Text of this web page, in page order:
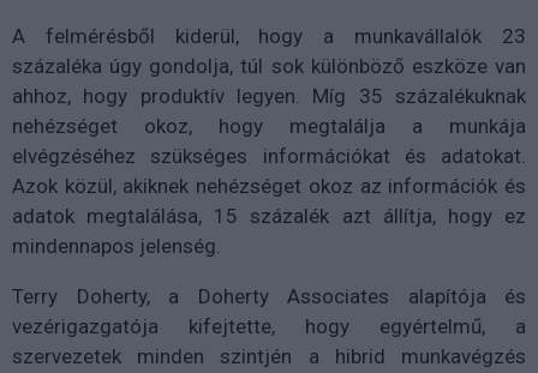
A felmérésből kiderül, hogy a munkavállalók 23
százaléka úgy gondolja, túl sok különböző eszköze van
ahhoz, hogy produktív legyen. Míg 35 százalékuknak
nehézséget okoz, hogy megtalálja a munkája
elvégzéséhez szükséges információkat és adatokat.
Azok közül, akiknek nehézséget okoz az információk és
adatok megtalálása, 15 százalék azt állítja, hogy ez
mindennapos jelenség.
Terry Doherty, a Doherty Associates alapítója és
vezérigazgatója kifejtette, hogy egyértelmű, a
szervezetek minden szintjén a hibrid munkavégzés